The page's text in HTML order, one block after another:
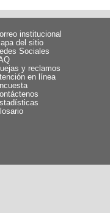
institucional
del sitio
Sociales
y reclamos
en línea